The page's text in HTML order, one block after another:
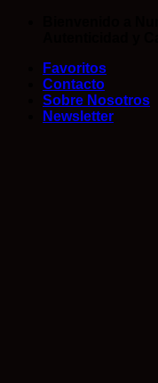
Favoritos
Contacto
Sobre Nosotros
Newsletter